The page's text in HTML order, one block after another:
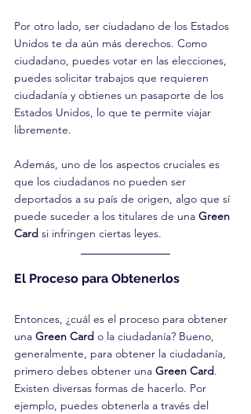
Por otro lado, ser ciudadano de los Estados
Unidos te da aún más derechos. Como
ciudadano, puedes votar en las elecciones,
puedes solicitar trabajos que requieren
ciudadanía y obtienes un pasaporte de los
Estados Unidos, lo que te permite viajar
libremente.
Además, uno de los aspectos cruciales es
que los ciudadanos no pueden ser
deportados a su país de origen, algo que sí
puede suceder a los titulares de una Green
Card si infringen ciertas leyes.
El Proceso para Obtenerlos
Entonces, ¿cuál es el proceso para obtener
una Green Card o la ciudadanía? Bueno,
generalmente, para obtener la ciudadanía,
primero debes obtener una Green Card.
Existen diversas formas de hacerlo. Por
ejemplo, puedes obtenerla a través del